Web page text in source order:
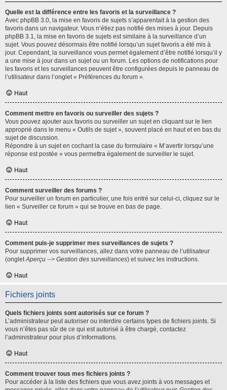
Quelle est la différence entre les favoris et la surveillance ?
Avec phpBB 3.0, la mise en favoris de sujets s’apparentait à la gestion des
favoris dans un navigateur. Vous n’étiez pas notifié des mises à jour. Depuis
phpBB 3.1, la mise en favoris de sujets est similaire à la surveillance d’un
sujet. Vous pouvez désormais être notifié lorsqu’un sujet favoris a été mis à
jour. Cependant, la surveillance vous permet également d’être notifié lorsqu’il y
a une mise à jour dans un sujet ou un forum. Les options de notifications pour
les favoris et les surveillances peuvent être configurées depuis le panneau de
l’utilisateur dans l’onglet « Préférences du forum ».
Haut
Comment mettre en favoris ou surveiller des sujets ?
Vous pouvez ajouter aux favoris ou surveiller un sujet en cliquant sur le lien
approprié dans le menu « Outils de sujet », souvent placé en haut et en bas du
sujet de discussion.
Répondre à un sujet en cochant la case du formulaire « M’avertir lorsqu’une
réponse est postée » vous permettra également de surveiller le sujet.
Haut
Comment surveiller des forums ?
Pour surveiller un forum en particulier, une fois entré sur celui-ci, cliquez sur le
lien « Surveiller ce forum » qui se trouve en bas de page.
Haut
Comment puis-je supprimer mes surveillances de sujets ?
Pour supprimer vos surveillances, allez dans votre panneau de l’utilisateur
(ongletAperçu --> Gestion des surveillances) et suivez les instructions.
Haut
Fichiers joints
Quels fichiers joints sont autorisés sur ce forum ?
L’administrateur peut autoriser ou interdire certains types de fichiers joints. Si
vous n’êtes pas sûr de ce qui est autorisé à être chargé, contactez
l’administrateur pour plus d’informations.
Haut
Comment trouver tous mes fichiers joints ?
Pour accéder à la liste des fichiers que vous avez joints à vos messages et